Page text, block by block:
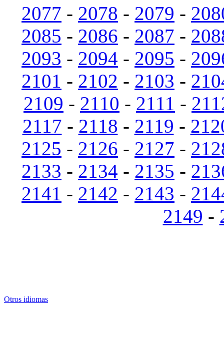
2077 - 2078 - 2079 -
2085 - 2086 - 2087 -
2093 - 2094 - 2095 -
2101 - 2102 - 2103 -
2109 - 2110 - 2111 -
2117 - 2118 - 2119 -
2125 - 2126 - 2127 -
2133 - 2134 - 2135 -
2141 - 2142 - 2143 -
2149 -
Otros idiomas